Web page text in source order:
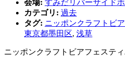
会場: すみだリバーサイド
カテゴリ: 過去
タグ: ニッポンクラフトビ
東京都墨田区, 浅草
ニッポンクラフトビアフェステ